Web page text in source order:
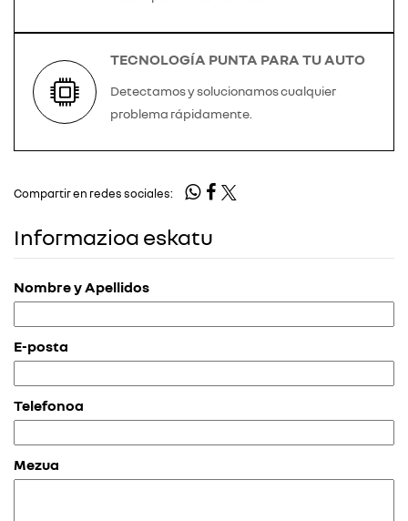
TECNOLOGÍA PUNTA PARA TU AUTO
Detectamos y solucionamos cualquier
problema rápidamente.
Compartir en redes sociales:
Informazioa eskatu
Nombre y Apellidos
E-posta
Telefonoa
Mezua